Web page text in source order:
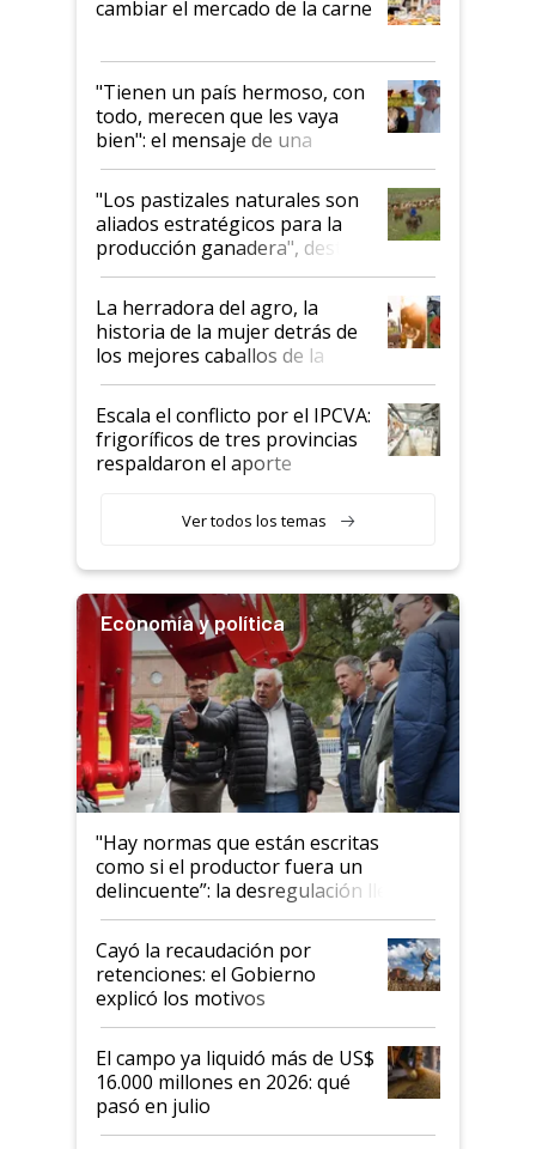
cambiar el mercado de la carne
"Tienen un país hermoso, con
todo, merecen que les vaya
bien": el mensaje de una
ganadera uruguaya sobre las
oportunidades que se abren
para el agro en Argentina, con
foco en la carne
"Los pastizales naturales son
aliados estratégicos para la
producción ganadera", destaca
la iniciativa que ya reúne a 46
establecimientos en Argentina
La herradora del agro, la
historia de la mujer detrás de
los mejores caballos de la
Argentina y los mitos que
todavía hacen sufrir a estos
animales: "Mientras me
descalificaban, yo seguí
haciendo currículum"
Escala el conflicto por el IPCVA:
frigoríficos de tres provincias
respaldaron el aporte
Ver todos los temas
Economía y política
"Hay normas que están escritas
como si el productor fuera un
delincuente”: la desregulación llegó
al Congreso Aapresid y hasta se
habló del financiamiento al IPCVA
Cayó la recaudación por
retenciones: el Gobierno
explicó los motivos
El campo ya liquidó más de US$
16.000 millones en 2026: qué
pasó en julio